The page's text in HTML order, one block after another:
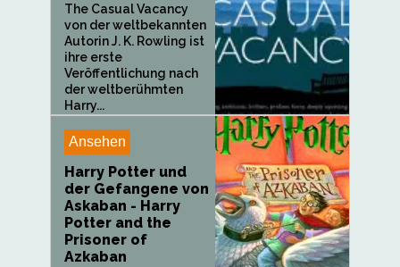
The Casual Vacancy
von der weltbekannten
Autorin J. K. Rowling ist
ihre erste
Veröffentlichung nach
der weltberühmten
Harry...
Ansehen
Harry Potter und
der Gefangene von
Askaban - Harry
Potter and the
Prisoner of
Azkaban